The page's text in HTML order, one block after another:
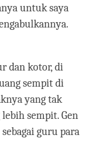
untuk saya
dan kotor, di
sempit di
yang tak
sempit. Gen
guru para